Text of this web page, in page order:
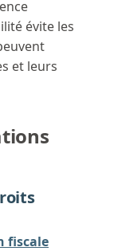
évite les
et leurs
fiscale